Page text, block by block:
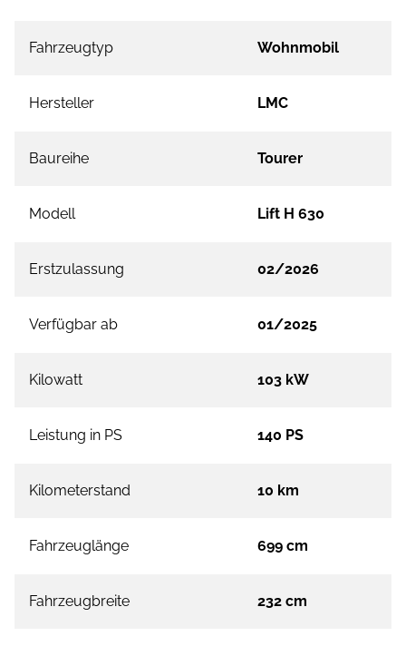
Fahrzeugtyp Wohnmobil
Hersteller LMC
Baureihe Tourer
Modell Lift H 630
Erstzulassung 02/2026
Verfügbar ab 01/2025
Kilowatt 103 kW
Leistung in PS 140 PS
Kilometerstand 10 km
Fahrzeuglänge 699 cm
Fahrzeugbreite 232 cm